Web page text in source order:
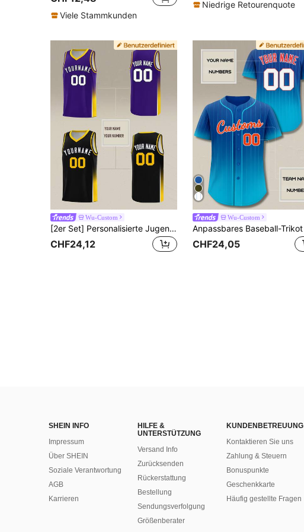
Viele Stammkunden
Niedrige Retourenquote
Wu-Custom
[2er Set] Personalisierte Jugend-Basketball-Trikot-Set, personalisiertes 2-teiliges Mesh-Tanktop-Set für Jugendliche - Lila & Gold und Schwarz Sportuniform
CHF24,12
Wu-Custom
CHF24,05
SHEIN INFO
Impressum
Über SHEIN
Soziale Verantwortung
AGB
Karrieren
HILFE &
UNTERSTÜTZUNG
Versand Info
Zurücksenden
Rückerstattung
Bestellung
Sendungsverfolgung
Größenberater
KUNDENBETREUUNG
Kontaktieren Sie uns
Zahlung & Steuern
Bonuspunkte
Geschenkkarte
Häufig gestellte Fragen